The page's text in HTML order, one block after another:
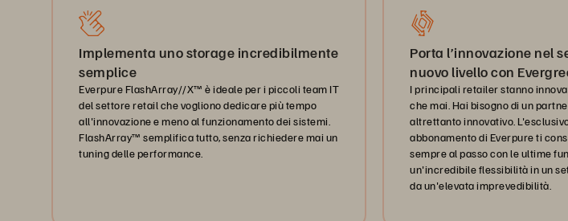
Implementa uno storage incredibilmente
semplice
Everpure FlashArray//X™ è ideale per i piccoli team IT
del settore retail che vogliono dedicare più tempo
all'innovazione e meno al funzionamento dei sistemi.
FlashArray™ semplifica tutto, senza richiedere mai un
tuning delle performance.
Porta l’innovazione nel
nuovo livello con
I principali retailer stanno
che mai. Hai bisogno di un
altrettanto innovativo.
abbonamento di Everpure ti
sempre al passo con le ultime
un'incredibile flessibilità in un
da un'elevata imprevedibilità.